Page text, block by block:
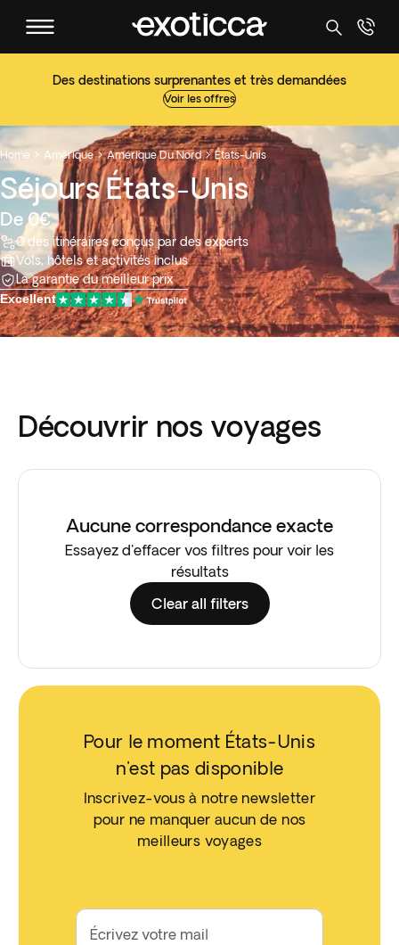
Des destinations surprenantes et très demandées
Voir les offres
Home  Amérique  Amérique Du Nord  États-Unis
Séjours États-Unis
De 0€
0 des itinéraires conçus par des experts
Vols, hôtels et activités inclus
La garantie du meilleur prix
Excellent
Découvrir nos voyages
Aucune correspondance exacte
Essayez d'effacer vos filtres pour voir les
résultats
Clear all filters
Pour le moment États-Unis
n'est pas disponible
Inscrivez-vous à notre newsletter
pour ne manquer aucun de nos
meilleurs voyages
Écrivez votre mail